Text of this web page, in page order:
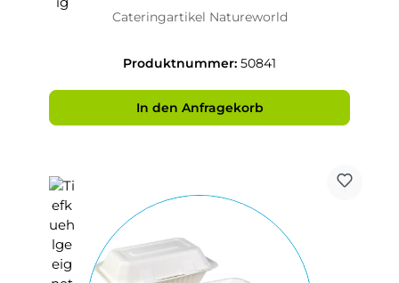
Cateringartikel Natureworld
Produktnummer: 50841
In den Anfragekorb